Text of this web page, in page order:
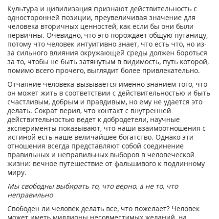
Культура и цивилизация признают действительность с
односторонней позиции, преувеличивая значение для
человека вторичных ценностей, как если бы они были
первичны. Очевидно, что это порождает общую путаницу,
потому что человек интуитивно знает, что есть что, но из-
за сильного влияния окружающей среды должен бороться
за то, чтобы не быть затянутым в видимость, путь которой,
помимо всего прочего, выглядит более привлекательно.
Отчаяние человека вызывается именно знанием того, что
он может жить в соответствии с действительностью и быть
счастливым, добрым и правдивым, но ему не удается это
делать. Сократ верил, что контакт с внутренней
действительностью ведет к добродетели, научные
эксперименты показывают, что наши взаимоотношения с
истиной есть наше величайшее богатство. Однако эти
отношения всегда представляют собой соединение
правильных и неправильных выборов в человеческой
жизни: вечное путешествие от фальшивого к подлинному
миру.
Мы свободны выбирать то, что верно, а не то, что
неправильно
Свободен ли человек делать все, что пожелает? Человек
может иметь миллионы несовместимых желаний, на